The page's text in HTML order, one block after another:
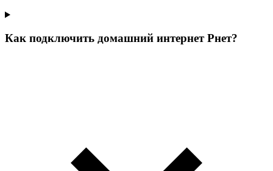
Как подключить домашний интернет Рнет?